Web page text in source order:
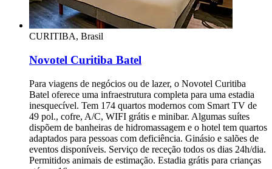
CURITIBA, Brasil
Novotel Curitiba Batel
Para viagens de negócios ou de lazer, o Novotel Curitiba
Batel oferece uma infraestrutura completa para uma estadia
inesquecível. Tem 174 quartos modernos com Smart TV de
49 pol., cofre, A/C, WIFI grátis e minibar. Algumas suítes
dispõem de banheiras de hidromassagem e o hotel tem quartos
adaptados para pessoas com deficiência. Ginásio e salões de
eventos disponíveis. Serviço de receção todos os dias 24h/dia.
Permitidos animais de estimação. Estadia grátis para crianças